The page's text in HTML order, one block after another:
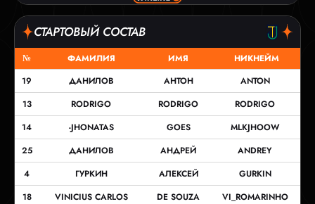
СТАРТОВЫЙ СОСТАВ
№ ФАМИЛИЯ ИМЯ
НИКНЕЙМ
19
ДАНИЛОВ АНТОН
ANTON
13
RODRIGO RODRIGO
RODRIGO
14
-JHONATAS GOES
MLKJHOOW
25
ДАНИЛОВ АНДРЕЙ
ANDREY
4
ГУРКИН АЛЕКСЕЙ
GURKIN
18
VINICIUS CARLOS DE SOUZA
VI_ROMARINHO